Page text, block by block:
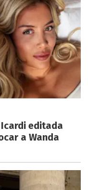
editada
a Wanda